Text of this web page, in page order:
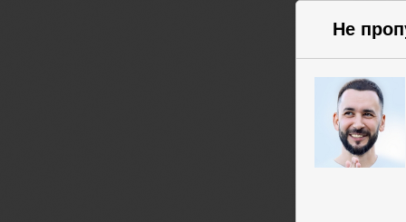
Не